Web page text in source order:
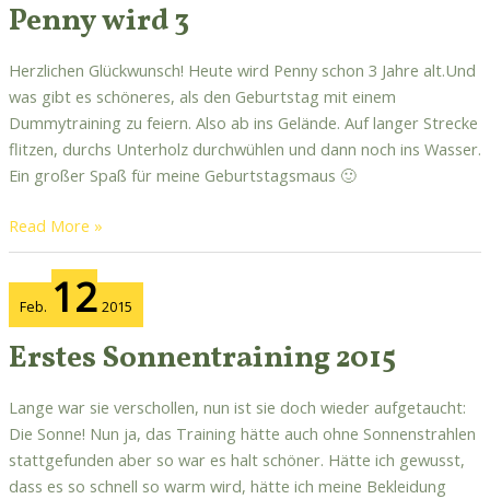
Penny wird 3
Herzlichen Glückwunsch! Heute wird Penny schon 3 Jahre alt.Und
was gibt es schöneres, als den Geburtstag mit einem
Dummytraining zu feiern. Also ab ins Gelände. Auf langer Strecke
flitzen, durchs Unterholz durchwühlen und dann noch ins Wasser.
Ein großer Spaß für meine Geburtstagsmaus 🙂
Read More »
Feb. 12 2015
Erstes Sonnentraining 2015
Lange war sie verschollen, nun ist sie doch wieder aufgetaucht:
Die Sonne! Nun ja, das Training hätte auch ohne Sonnenstrahlen
stattgefunden aber so war es halt schöner. Hätte ich gewusst,
dass es so schnell so warm wird, hätte ich meine Bekleidung
Erstes
Sonnentraining
2015